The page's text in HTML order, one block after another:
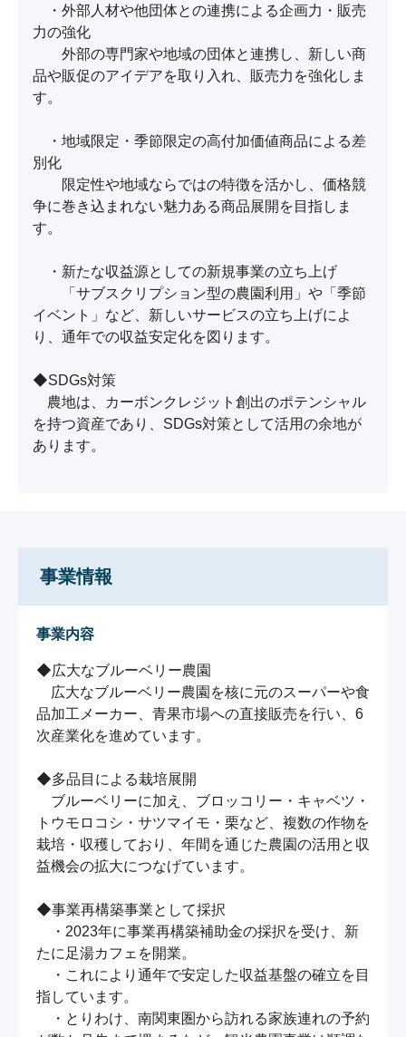
・外部人材や他団体との連携による企画力・販売
力の強化
外部の専門家や地域の団体と連携し、新しい商
品や販促のアイデアを取り入れ、販売力を強化しま
す。
・地域限定・季節限定の高付加価値商品による差
別化
限定性や地域ならではの特徴を活かし、価格競
争に巻き込まれない魅力ある商品展開を目指しま
す。
・新たな収益源としての新規事業の立ち上げ
「サブスクリプション型の農園利用」や「季節
イベント」など、新しいサービスの立ち上げによ
り、通年での収益安定化を図ります。
◆SDGs対策
農地は、カーボンクレジット創出のポテンシャル
を持つ資産であり、SDGs対策として活用の余地が
あります。
事業情報
事業内容
◆広大なブルーベリー農園
広大なブルーベリー農園を核に元のスーパーや食
品加工メーカー、青果市場への直接販売を行い、6
次産業化を進めています。
◆多品目による栽培展開
ブルーベリーに加え、ブロッコリー・キャベツ・
トウモロコシ・サツマイモ・栗など、複数の作物を
栽培・収穫しており、年間を通じた農園の活用と収
益機会の拡大につなげています。
◆事業再構築事業として採択
・2023年に事業再構築補助金の採択を受け、新
たに足湯カフェを開業。
・これにより通年で安定した収益基盤の確立を目
指しています。
・とりわけ、南関東圏から訪れる家族連れの予約